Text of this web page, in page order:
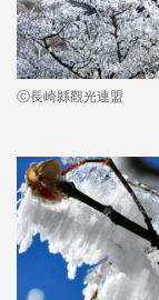
ⓒ長崎縣觀光連盟